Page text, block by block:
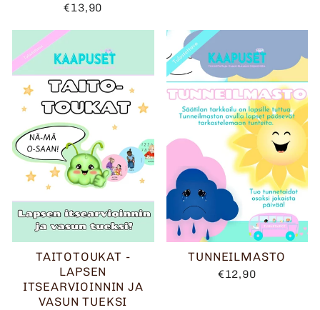
€13,90
TAITOTOUKAT -
LAPSEN
ITSEARVIOINNIN JA
VASUN TUEKSI
TUNNEILMASTO
€12,90